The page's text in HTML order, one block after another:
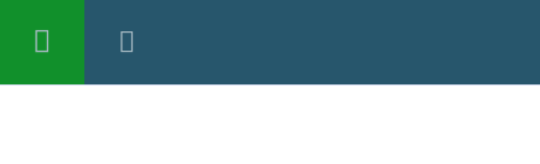
تسجيل الدخول